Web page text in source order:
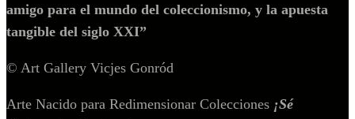
amigo para el mundo del coleccionismo, y la apuesta
tangible del siglo XXI”
© Art Gallery Vicjes Gonród
Arte Nacido para Redimensionar Colecciones ¡Sé